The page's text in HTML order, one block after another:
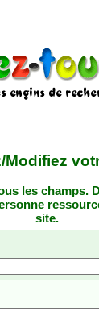
Modifiez
les champs.
site.